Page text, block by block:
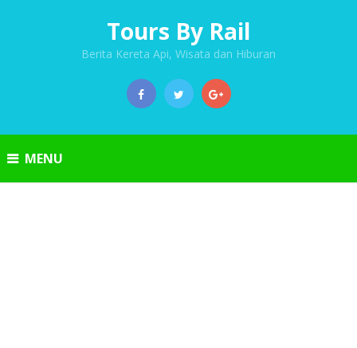
Tours By Rail
Berita Kereta Api, Wisata dan Hiburan
MENU